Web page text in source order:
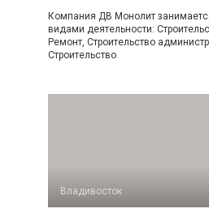
Компания ДВ Монолит
видами деятельности:
Ремонт, Строительство
Строительство
Владивосток